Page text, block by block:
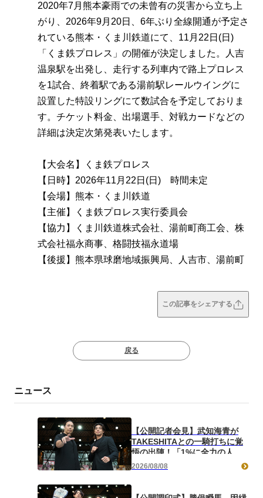
2020年7月熊本豪雨での未曾有の災害から立ち上
がり、2026年9月20日、6年ぶり全線開通が予定さ
れている熊本・くま川鉄道にて、11月22日(日)
「くま鉄プロレス」の開催が決定しました。人吉
温泉駅を出発し、走行する列車内で路上プロレス
を1試合、終着駅である湯前駅レールウイングに
設置した特設リングにて数試合を予定しておりま
す。チケット料金、出場選手、対戦カードなどの
詳細は決定次第発表いたします。
【大会名】くま鉄プロレス
【日時】2026年11月22日(日) 時間未定
【会場】熊本・くま川鉄道
【主催】くま鉄プロレス実行委員会
【協力】くま川鉄道株式会社、湯前町商工会、株
式会社福永商事、格闘技福永道場
【後援】熊本県球磨地域振興局、人吉市、湯前町
この記事をシェアする
戻る
ニュース
【公開記者会見】武知海青が
TAKESHITAとの一騎打ちに覚
悟の出陣！「1%に全力の人生
をかけて勝ちにいきたい」
2026/08/08